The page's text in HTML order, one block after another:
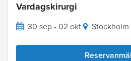
Vardagskirurgi
30 sep - 02 okt Stockholm